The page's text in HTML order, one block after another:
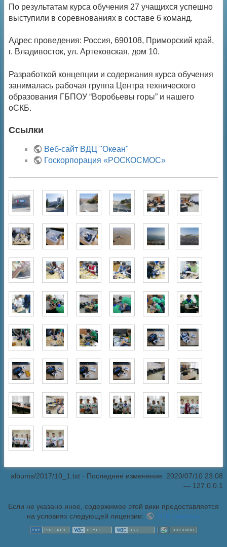
По результатам курса обучения 27 учащихся успешно
выступили в соревнованиях в составе 6 команд.
Адрес проведения: Россия, 690108, Приморский край,
г. Владивосток, ул. Артековская, дом 10.
Разработкой концепции и содержания курса обучения
занималась рабочая группа Центра технического
образования ГБПОУ “Воробьевы горы” и нашего
оСКБ.
Ссылки
Веб-сайт ВДЦ "Океан"
Госкорпорация «РОСКОСМОС»
albums/2017/10_1.txt · Последнее изменение: 2020/07/10 23:08
— 127.0.0.1
Если не указано иное, содержимое этой вики предоставляется
на условиях следующей лицензии:
SCB common